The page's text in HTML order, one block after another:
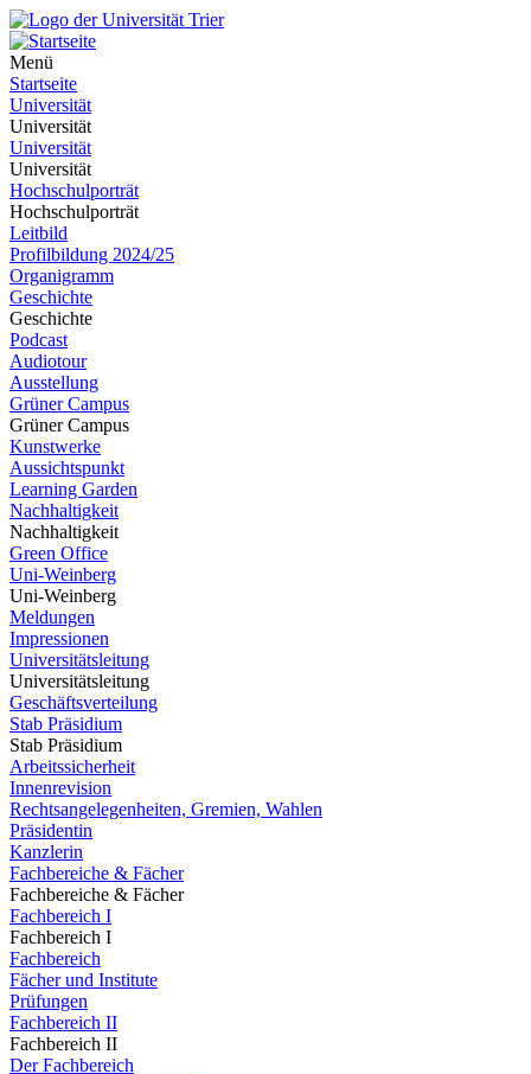
Menü
Startseite
Universität
Universität
Universität
Universität
Hochschulporträt
Hochschulporträt
Leitbild
Profilbildung 2024/25
Organigramm
Geschichte
Geschichte
Podcast
Audiotour
Ausstellung
Grüner Campus
Grüner Campus
Kunstwerke
Aussichtspunkt
Learning Garden
Nachhaltigkeit
Nachhaltigkeit
Green Office
Uni-Weinberg
Uni-Weinberg
Meldungen
Impressionen
Universitätsleitung
Universitätsleitung
Geschäftsverteilung
Stab Präsidium
Stab Präsidium
Arbeitssicherheit
Innenrevision
Rechtsangelegenheiten, Gremien, Wahlen
Präsidentin
Kanzlerin
Fachbereiche & Fächer
Fachbereiche & Fächer
Fachbereich I
Fachbereich I
Fachbereich
Fächer und Institute
Prüfungen
Fachbereich II
Fachbereich II
Der Fachbereich